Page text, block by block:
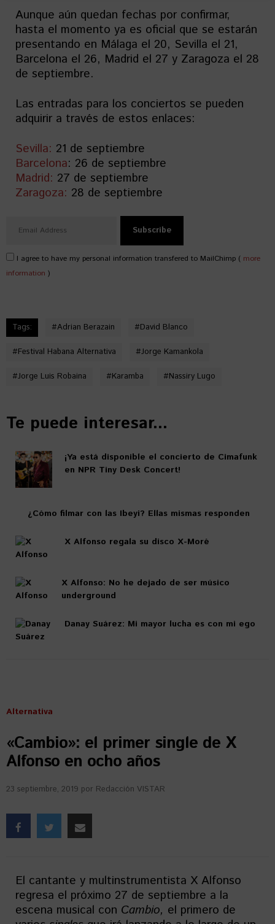
Aunque aún quedan fechas por confirmar,
hasta el momento ya es oficial que se estarán
presentando en Málaga el 20, Sevilla el 21,
Barcelona el 26, Madrid el 27 y Zaragoza el 28
de septiembre.
Las entradas para los conciertos se pueden
adquirir a través de estos enlaces:
Sevilla: 21 de septiembre
Barcelona: 26 de septiembre
Madrid: 27 de septiembre
Zaragoza: 28 de septiembre
I agree to have my personal information transfered to MailChimp ( more
information )
Tags: #Adrian Berazain #David Blanco
#Festival Habana Alternativa #Jorge Kamankola
#Jorge Luis Robaina #Karamba #Nassiry Lugo
Te puede interesar...
¡Ya está disponible el concierto de Cimafunk
en NPR Tiny Desk Concert!
¿Cómo filmar con las Ibeyi? Ellas mismas responden
X Alfonso regala su disco X-Moré
X Alfonso: No he dejado de ser músico
underground
Danay Suárez: Mi mayor lucha es con mi ego
Alternativa
«Cambio»: el primer single de X
Alfonso en ocho años
23 septiembre, 2019 por Redacción VISTAR
El cantante y multinstrumentista X Alfonso
regresa el próximo 27 de septiembre a la
escena musical con Cambio, el primero de